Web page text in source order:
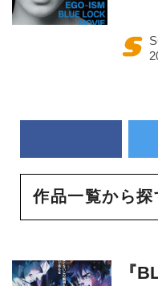
作品一覧から探
『